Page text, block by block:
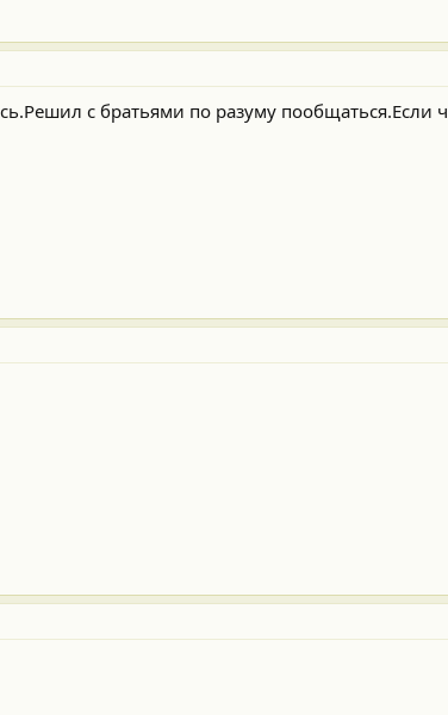
с братьями по разуму пообщаться.Если